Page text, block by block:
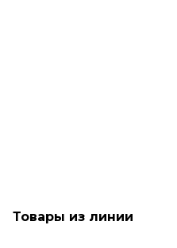
Товары из линии